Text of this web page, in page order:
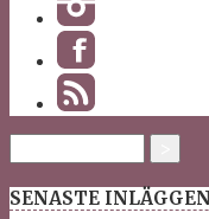
SENASTE INLÄGGEN